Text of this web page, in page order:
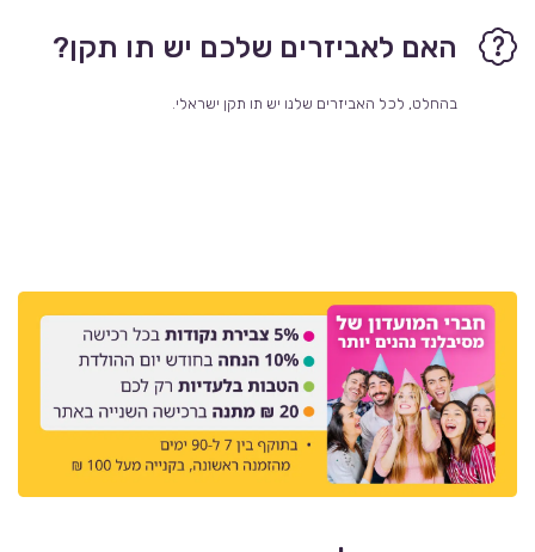
האם לאביזרים שלכם יש תו תקן?
בהחלט, לכל האביזרים שלנו יש תו תקן ישראלי.